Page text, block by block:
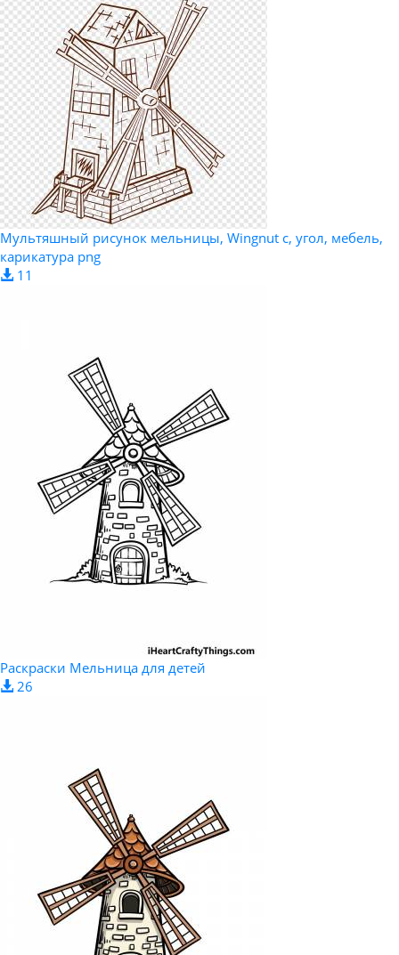
Мультяшный рисунок мельницы, Wingnut с, угол, мебель,
карикатура png
11
Раскраски Мельница для детей
26